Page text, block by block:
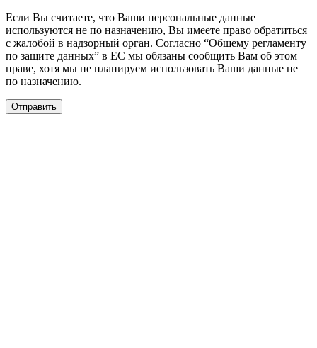
Если Вы считаете, что Ваши персональные данные
используются не по назначению, Вы имеете право обратиться
с жалобой в надзорный орган. Согласно “Общему регламенту
по защите данных” в ЕС мы обязаны сообщить Вам об этом
праве, хотя мы не планируем использовать Ваши данные не
по назначению.
Отправить